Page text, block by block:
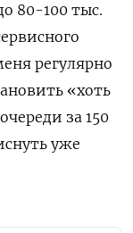
80-100 тыс.
регулярно
«хоть
за 150
уже